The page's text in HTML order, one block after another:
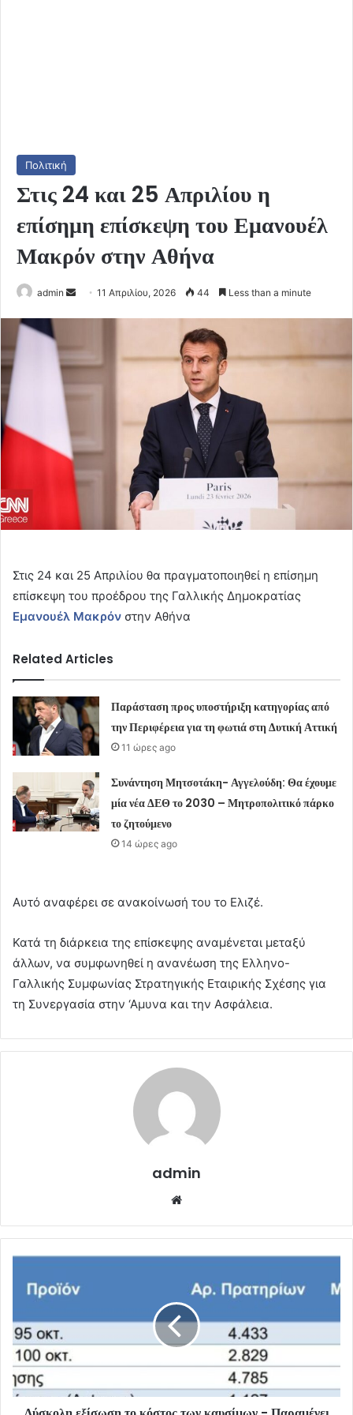
Πολιτική
Στις 24 και 25 Απριλίου η
επίσημη επίσκεψη του Εμανουέλ
Μακρόν στην Αθήνα
admin
Send11 Απριλίου, 2026 44 Less than a minute
Στις 24 και 25 Απριλίου θα πραγματοποιηθεί η επίσημη
επίσκεψη του προέδρου της Γαλλικής Δημοκρατίας
Εμανουέλ Μακρόν στην Αθήνα
Related Articles
Παράσταση προς υποστήριξη κατηγορίας από
την Περιφέρεια για τη φωτιά στη Δυτική Αττική
11 ώρες ago
Συνάντηση Μητσοτάκη- Αγγελούδη: Θα έχουμε
μία νέα ΔΕΘ το 2030 – Μητροπολιτικό πάρκο
το ζητούμενο
14 ώρες ago
Αυτό αναφέρει σε ανακοίνωσή του το Ελιζέ.
Κατά τη διάρκεια της επίσκεψης αναμένεται μεταξύ
άλλων, να συμφωνηθεί η ανανέωση της Ελληνο-
Γαλλικής Συμφωνίας Στρατηγικής Εταιρικής Σχέσης για
τη Συνεργασία στην ‘Αμυνα και την Ασφάλεια.
admin